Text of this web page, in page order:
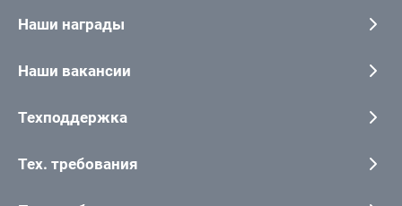
Наши награды
Наши вакансии
Техподдержка
Тех. требования